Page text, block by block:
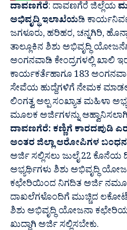
ದಾವಣಗೆರೆ: ದಾವಣಗೆರೆ ಜಿಲ್ಲೆಯ
ಅಭಿವೃದ್ಧಿ ಇಲಾಖೆಯಡಿ
ಜಗಳೂರು, ಹರಿಹರ, ಚನ್ನಗಿರಿ,
ತಾಲ್ಲೂಕಿನ ಶಿಶು ಅಭಿವೃದ್ಧಿ
ಅಂಗನವಾಡಿ ಕೇಂದ್ರಗಳಲ್ಲಿ ಖಾಲಿ
ಕಾರ್ಯಕರ್ತೆಹಾಗೂ 183
ಸೇವೆಯ ಹುದ್ದೆಗಳಿಗೆ ನೇಮಕ
ಲಿಂಗತ್ವ ಅಲ್ಪ ಸಂಖ್ಯಾತ ಮಹಿಳಾ
ಮೂಲಕ ಅರ್ಜಿಗಳನ್ನು
ದಾವಣಗೆರೆ: ಕಣ್ಣಿಗೆ ಕಾರದಪುಡಿ
ಅಂತರ ಜಿಲ್ಲಾ ಆರೋಪಿಗಳ ಬಂಧನ
ಅರ್ಜಿ ಸಲ್ಲಿಸಲು ಜುಲೈ 22 ಕೊನೆಯ
ಅಭ್ಯರ್ಥಿಗಳು ಶಿಶು ಅಭಿವೃದ್ಧಿ
ಕಛೇರಿಯಿಂದ ನಿಗದಿತ ಅರ್ಜಿ
ದಾಖಲೆಗಳೊಂದಿಗೆ ಮುಚ್ಚಿದ
ಶಿಶು ಅಭಿವೃದ್ಧಿ ಯೋಜನಾ
ಖುದ್ದಾಗಿ ಅರ್ಜಿ ಸಲ್ಲಿಸಬೇಕು.